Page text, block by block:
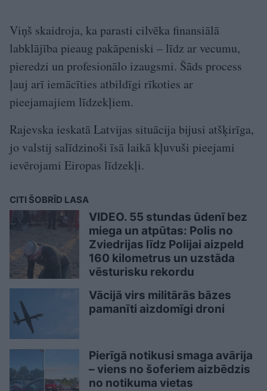
Viņš skaidroja, ka parasti cilvēka finansiālā
labklājība pieaug pakāpeniski – līdz ar vecumu,
pieredzi un profesionālo izaugsmi. Šāds process
ļauj arī iemācīties atbildīgi rīkoties ar
pieejamajiem līdzekļiem.
Rajevska ieskatā Latvijas situācija bijusi atšķirīga,
jo valstij salīdzinoši īsā laikā kļuvuši pieejami
ievērojami Eiropas līdzekļi.
CITI ŠOBRĪD LASA
VIDEO. 55 stundas ūdenī bez
miega un atpūtas: Polis no
Zviedrijas līdz Polijai aizpeld
160 kilometrus un uzstāda
vēsturisku rekordu
Vācijā virs militārās bāzes
pamanīti aizdomīgi droni
Pierīgā notikusi smaga avārija
– viens no šoferiem aizbēdzis
no notikuma vietas